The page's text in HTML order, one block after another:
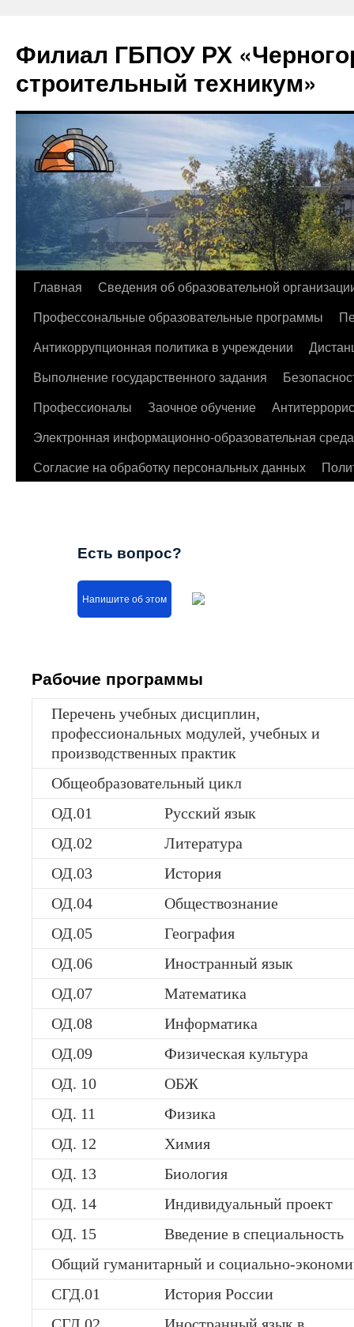
Филиал ГБПОУ РХ
строительный техникум»
Перейти
содержимому
Главная
Сведения об образовательной
Профессональные образовательные программы
Антикоррупционная политика в учреждении
Выполнение государственного задания
Профессионалы
Заочное обучение
Электронная информационно-образовательная среда
Согласие на обработку персональных данных
Есть вопрос?
Напишите об этом
Рабочие программы
Перечень учебных дисциплин,
профессиональных модулей, учебных и
производственных практик
Общеобразовательный цикл
ОД.01
Русский язык
ОД.02
Литература
ОД.03
История
ОД.04
Обществознание
ОД.05
География
ОД.06
Иностранный язык
ОД.07
Математика
ОД.08
Информатика
ОД.09
Физическая культура
ОД. 10
ОБЖ
ОД. 11
Физика
ОД. 12
Химия
ОД. 13
Биология
ОД. 14
Индивидуальный проект
ОД. 15
Введение в специальность
Общий гуманитарный и социально-
СГД.01
История России